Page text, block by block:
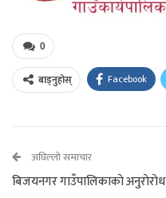
0
बाड्नुहोस् Facebook
अघिल्लो समाचार
बिजयनगर गाउँपालिकाकाे अनुराेराेध